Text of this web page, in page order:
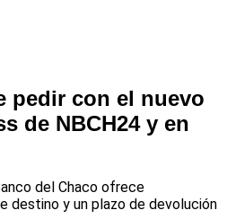
pedir con el nuevo
de NBCH24 y en
del Chaco ofrece
destino y un plazo de devolución